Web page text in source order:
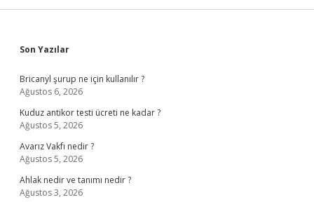
Sidebar
Son Yazılar
Bricanyl şurup ne için kullanılır ?
Ağustos 6, 2026
Kuduz antikor testi ücreti ne kadar ?
Ağustos 5, 2026
Avarız Vakfı nedir ?
Ağustos 5, 2026
Ahlak nedir ve tanımı nedir ?
Ağustos 3, 2026